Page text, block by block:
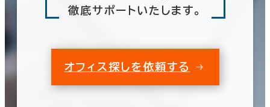
徹底サポートいたします。
オフィス探しを依頼する